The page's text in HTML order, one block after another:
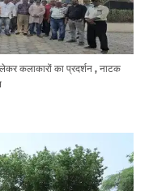
कलाकारों का प्रदर्शन , नाटक